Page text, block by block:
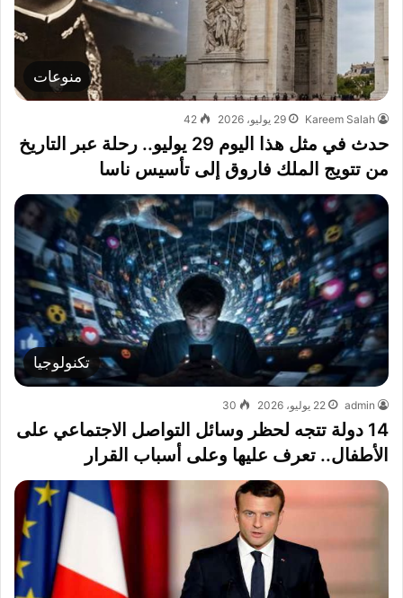
منوعات
Kareem Salah 29 يوليو، 2026 42
حدث في مثل هذا اليوم 29 يوليو.. رحلة عبر التاريخ
من تتويج الملك فاروق إلى تأسيس ناسا
تكنولوجيا
admin 22 يوليو، 2026 30
14 دولة تتجه لحظر وسائل التواصل الاجتماعي على
الأطفال.. تعرف عليها وعلى أسباب القرار